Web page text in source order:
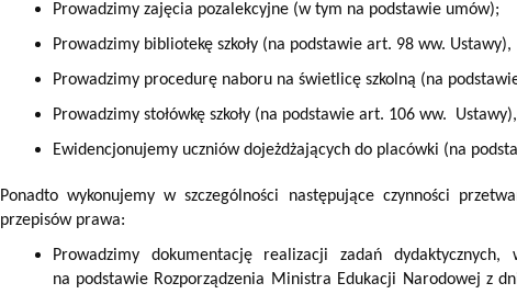
Prowadzimy zajęcia pozalekcyjne (w tym na podstawie umów);
Prowadzimy bibliotekę szkoły (na podstawie art. 98 ww. Ustawy),
Prowadzimy procedurę naboru na świetlicę szkolną (na
Prowadzimy stołówkę szkoły (na podstawie art. 106 ww. Ustawy),
Ewidencjonujemy uczniów dojeżdżających do placówki (na
Ponadto wykonujemy w szczególności następujące czynności
przepisów prawa:
Prowadzimy dokumentację realizacji zadań dydaktycznych,
na podstawie Rozporządzenia Ministra Edukacji Narodowej z